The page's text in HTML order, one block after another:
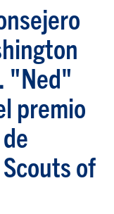
"Ned"
premio
of